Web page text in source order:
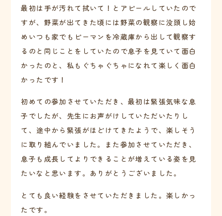
最初は手が汚れて拭いて！とアピールしていたので
すが、野菜が出てきた頃には野菜の観察に没頭し始
めいつも家でもピーマンを冷蔵庫から出して観察す
るのと同じことをしていたので息子を見ていて面白
かったのと、私もぐちゃぐちゃになれて楽しく面白
かったです！
初めての参加させていただき、最初は緊張気味な息
子でしたが、先生にお声がけしていただいたりし
て、途中から緊張がほどけてきたようで、楽しそう
に取り組んでいました。また参加させていただき、
息子も成長してよりできることが増えている姿を見
たいなと思います。ありがとうございました。
とても良い経験をさせていただきました。楽しかっ
たです。